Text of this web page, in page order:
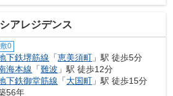
アレジデンス
敷0
下鉄堺筋線 「恵美須町 」駅 徒歩5分
海本線 「難波 」駅 徒歩12分
下鉄御堂筋線 「大国町 」駅 徒歩15分
56年